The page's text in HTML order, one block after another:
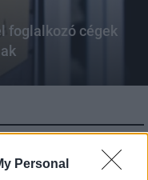
Personal
foglalkozó cégek